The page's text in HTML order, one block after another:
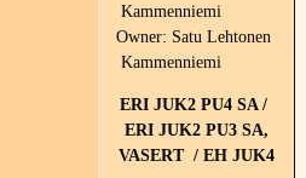
Kammenniemi
Owner: Satu Lehtonen
Kammenniemi
ERI JUK2 PU4 SA /
ERI JUK2 PU3 SA,
VASERT / EH JUK4